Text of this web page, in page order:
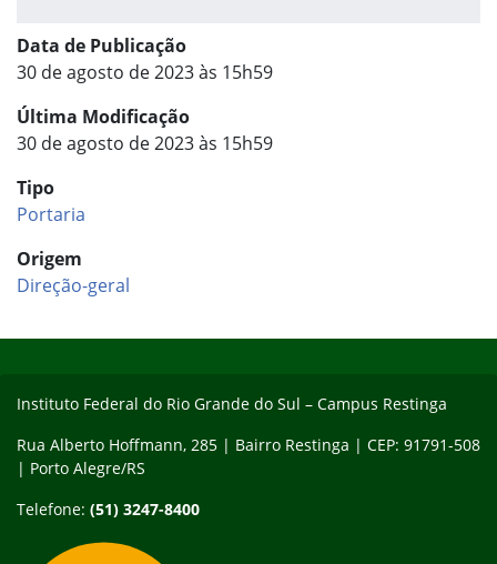
Data de Publicação
30 de agosto de 2023 às 15h59
Última Modificação
30 de agosto de 2023 às 15h59
Tipo
Portaria
Origem
Direção-geral
Instituto Federal do Rio Grande do Sul – Campus Restinga
Rua Alberto Hoffmann, 285 | Bairro Restinga | CEP: 91791-508
| Porto Alegre/RS
Telefone: (51) 3247-8400